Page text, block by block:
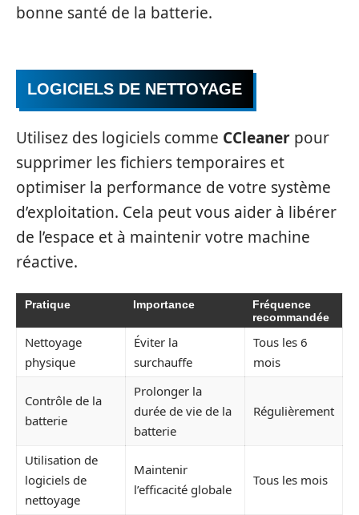
bonne santé de la batterie.
LOGICIELS DE NETTOYAGE
Utilisez des logiciels comme CCleaner pour
supprimer les fichiers temporaires et
optimiser la performance de votre système
d’exploitation. Cela peut vous aider à libérer
de l’espace et à maintenir votre machine
réactive.
Pratique Importance
Fréquence
recommandée
Nettoyage
physique
Éviter la
surchauffe
Tous les 6
mois
Contrôle de la
batterie
Prolonger la
durée de vie de la
batterie
Régulièrement
Utilisation de
logiciels de
nettoyage
Maintenir
l’efficacité globale
Tous les mois